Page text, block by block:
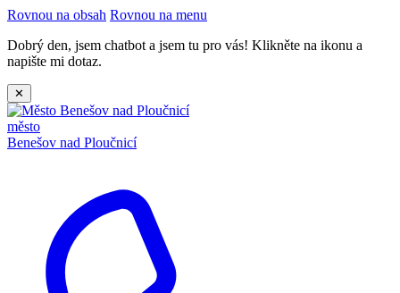
Rovnou na obsah Rovnou na menu
Dobrý den, jsem chatbot a jsem tu pro vás! Klikněte na ikonu a
napište mi dotaz.
✕
město
Benešov nad Ploučnicí